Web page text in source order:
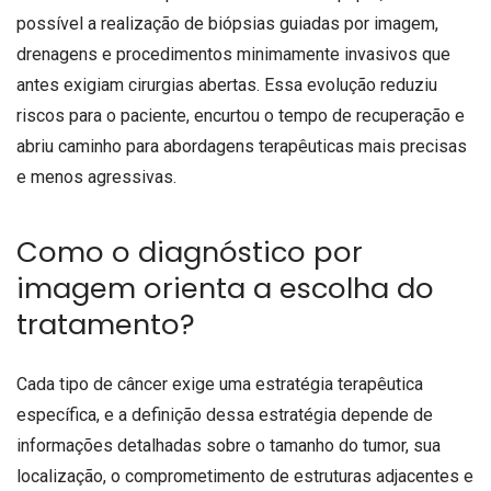
possível a realização de biópsias guiadas por imagem,
drenagens e procedimentos minimamente invasivos que
antes exigiam cirurgias abertas. Essa evolução reduziu
riscos para o paciente, encurtou o tempo de recuperação e
abriu caminho para abordagens terapêuticas mais precisas
e menos agressivas.
Como o diagnóstico por
imagem orienta a escolha do
tratamento?
Cada tipo de câncer exige uma estratégia terapêutica
específica, e a definição dessa estratégia depende de
informações detalhadas sobre o tamanho do tumor, sua
localização, o comprometimento de estruturas adjacentes e